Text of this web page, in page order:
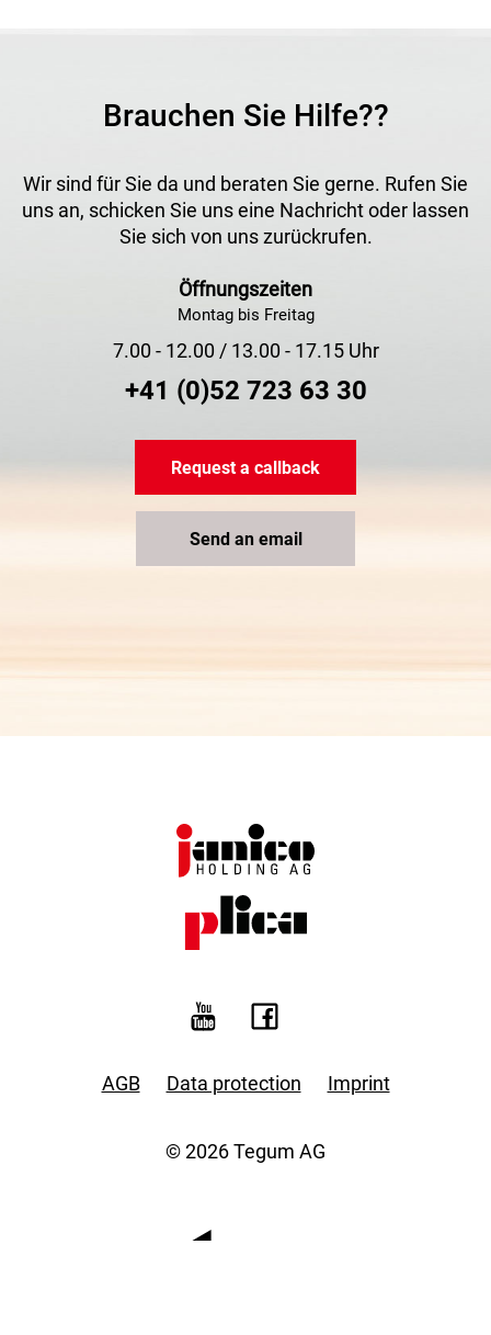
Brauchen Sie Hilfe??
Wir sind für Sie da und beraten Sie gerne. Rufen Sie
uns an, schicken Sie uns eine Nachricht oder lassen
Sie sich von uns zurückrufen.
Öffnungszeiten
Montag bis Freitag
7.00 - 12.00 / 13.00 - 17.15 Uhr
+41 (0)52 723 63 30
Request a callback
Send an email
AGB Data protection Imprint
© 2026 Tegum AG